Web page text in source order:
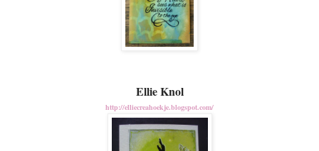
Ellie Knol
http://elliecreahoekje.blogspot.com/